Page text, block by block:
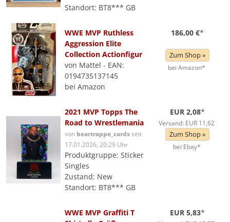
Standort: BT8*** GB
WWE MVP Ruthless
Aggression Elite
Collection Actionfigur
von Mattel - EAN:
0194735137145
bei Amazon
186,00 €*
Zum Shop »
bei Amazon*
2021 MVP Topps The
Road to Wrestlemania
von beartrappe_cardsseit
17.01.2026, 20:29 Uhr
Produktgruppe: Sticker
Singles
Zustand: New
Standort: BT8*** GB
EUR 2,08*
Versand: EUR 11,62
Zum Shop »
bei Ebay*
WWE MVP Graffiti T
EUR 5,83*